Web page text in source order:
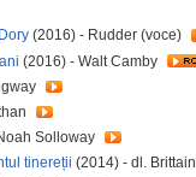
(2016) - Rudder (voce)
(2016) - Walt Camby
Solloway
tinereții (2014) - dl. Brittain